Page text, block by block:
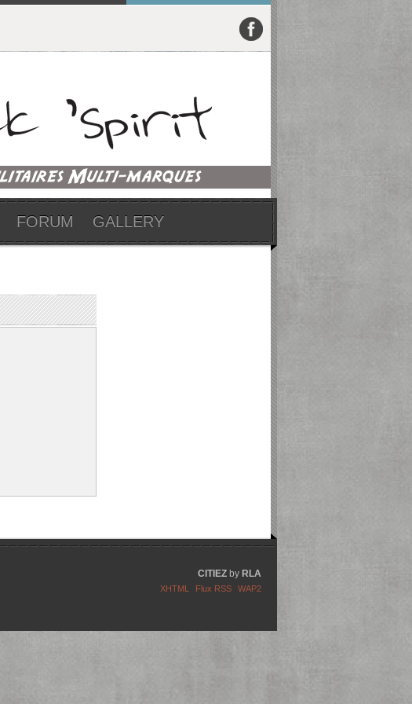
FORUM GALLERY
CITIEZ by RLA
XHTML Flux RSS WAP2